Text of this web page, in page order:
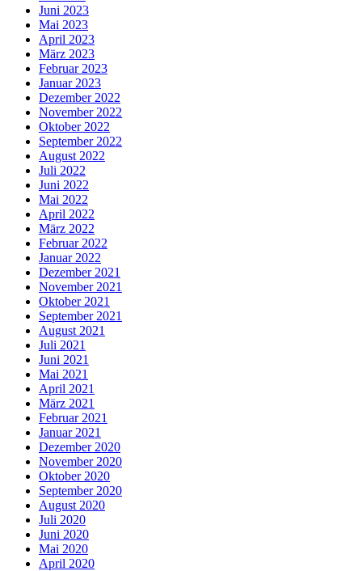
Juni 2023
Mai 2023
April 2023
März 2023
Februar 2023
Januar 2023
Dezember 2022
November 2022
Oktober 2022
September 2022
August 2022
Juli 2022
Juni 2022
Mai 2022
April 2022
März 2022
Februar 2022
Januar 2022
Dezember 2021
November 2021
Oktober 2021
September 2021
August 2021
Juli 2021
Juni 2021
Mai 2021
April 2021
März 2021
Februar 2021
Januar 2021
Dezember 2020
November 2020
Oktober 2020
September 2020
August 2020
Juli 2020
Juni 2020
Mai 2020
April 2020